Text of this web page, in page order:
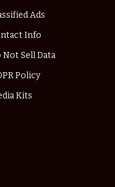
Ads
Info
Not Sell Data
Policy
Kits